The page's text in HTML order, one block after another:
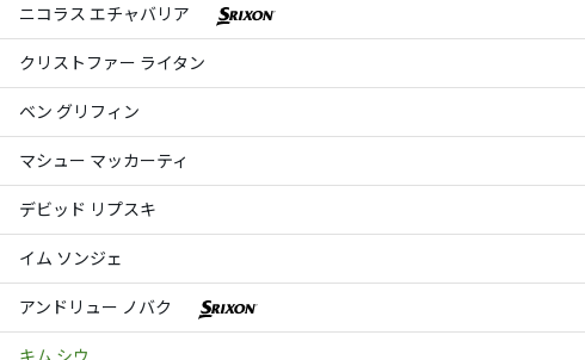
ニコラス エチャバリア
クリストファー ライタン
ベン グリフィン
マシュー マッカーティ
デビッド リプスキ
イム ソンジェ
アンドリュー ノバク
キム シウ